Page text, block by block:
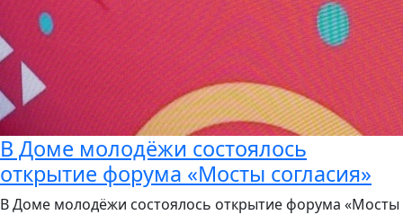
В Доме молодёжи состоялось
открытие форума «Мосты согласия»
В Доме молодёжи состоялось открытие форума «Мосты